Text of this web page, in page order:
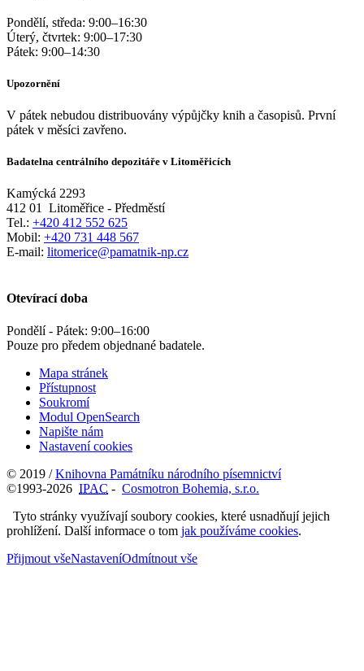
Pondělí, středa: 9:00–16:30
Úterý, čtvrtek: 9:00–17:30
Pátek: 9:00–14:30
Upozornění
V pátek nebudou distribuovány výpůjčky knih a časopisů. První
pátek v měsíci zavřeno.
Badatelna centrálního depozitáře v Litoměřicích
Kamýcká 2293
412 01
Litoměřice - Předměstí
Tel.: +420 412 552 625
Mobil: +420 731 448 567
E-mail: litomerice@pamatnik-np.cz
Otevírací doba
Pondělí - Pátek: 9:00–16:00
Pouze pro předem objednané badatele.
Mapa stránek
Přístupnost
Soukromí
Modul OpenSearch
Napište nám
Nastavení cookies
© 2019 /Knihovna Památníku národního písemnictví
©1993-2026 IPAC - Cosmotron Bohemia, s.r.o.
Tyto stránky využívají soubory cookies, které usnadňují jejich
prohlížení. Další informace o tom jak používáme cookies.
Přijmout všeNastaveníOdmítnout vše